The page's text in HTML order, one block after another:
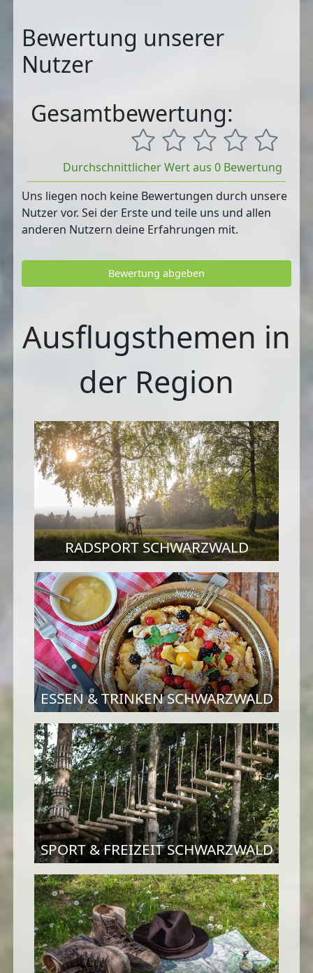
Bewertung unserer
Nutzer
Gesamtbewertung:
Durchschnittlicher Wert aus 0 Bewertung
Uns liegen noch keine Bewertungen durch unsere
Nutzer vor. Sei der Erste und teile uns und allen
anderen Nutzern deine Erfahrungen mit.
Bewertung abgeben
Ausflugsthemen in
der Region
RADSPORT SCHWARZWALD
ESSEN & TRINKEN SCHWARZWALD
SPORT & FREIZEIT SCHWARZWALD